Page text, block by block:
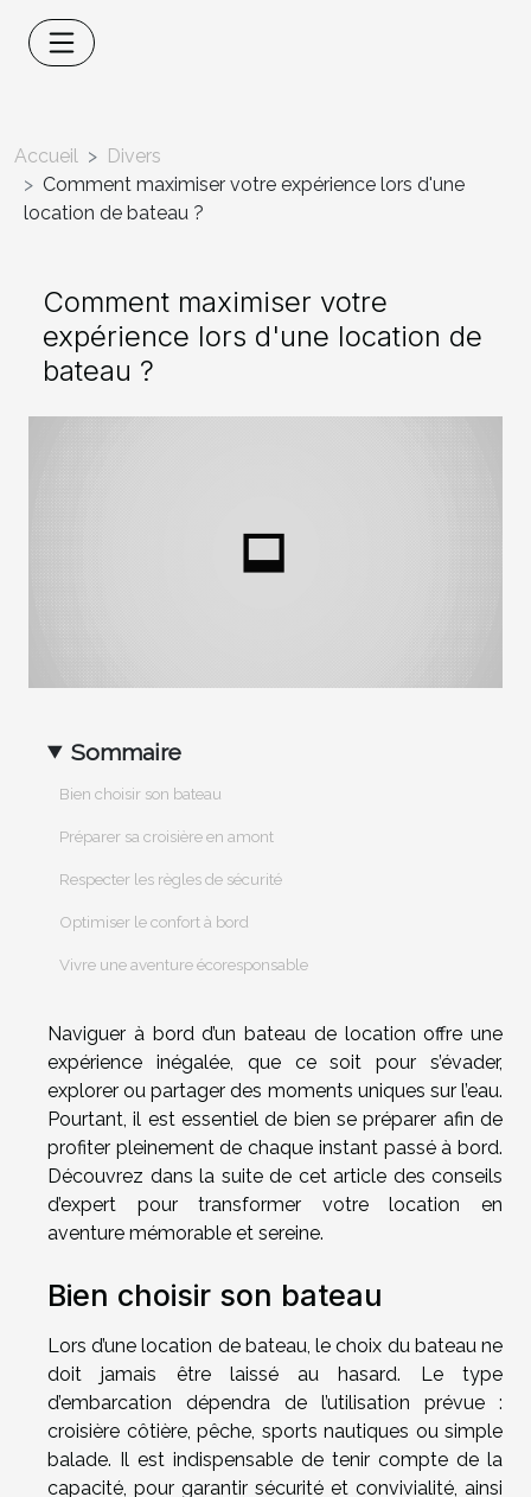
Accueil
Divers
Comment maximiser votre expérience lors d'une
location de bateau ?
Comment maximiser votre
expérience lors d'une location de
bateau ?
Sommaire
Bien choisir son bateau
Préparer sa croisière en amont
Respecter les règles de sécurité
Optimiser le confort à bord
Vivre une aventure écoresponsable
Naviguer à bord d’un bateau de location offre une
expérience inégalée, que ce soit pour s’évader,
explorer ou partager des moments uniques sur l’eau.
Pourtant, il est essentiel de bien se préparer afin de
profiter pleinement de chaque instant passé à bord.
Découvrez dans la suite de cet article des conseils
d’expert pour transformer votre location en
aventure mémorable et sereine.
Bien choisir son bateau
Lors d’une location de bateau, le choix du bateau ne
doit jamais être laissé au hasard. Le type
d’embarcation dépendra de l’utilisation prévue :
croisière côtière, pêche, sports nautiques ou simple
balade. Il est indispensable de tenir compte de la
capacité, pour garantir sécurité et convivialité, ainsi